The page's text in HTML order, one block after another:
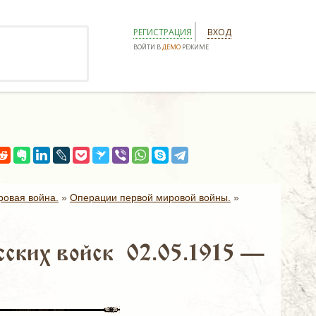
РЕГИСТРАЦИЯ ВХОД
ВОЙТИ ВДЕМО РЕЖИМЕ
война. » Операции первой мировой войны. »
войск 02.05.1915 —